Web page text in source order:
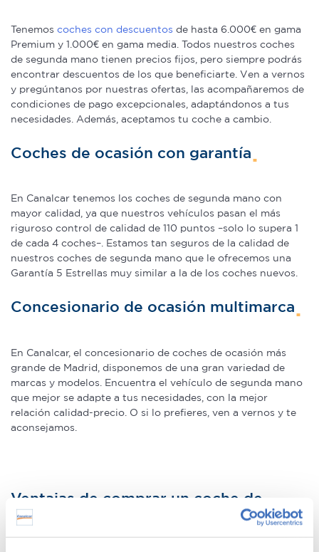
Tenemos coches con descuentos de hasta 6.000€ en gama
Premium y 1.000€ en gama media. Todos nuestros coches
de segunda mano tienen precios fijos, pero siempre podrás
encontrar descuentos de los que beneficiarte. Ven a vernos
y pregúntanos por nuestras ofertas, las acompañaremos de
condiciones de pago excepcionales, adaptándonos a tus
necesidades. Además, aceptamos tu coche a cambio.
Coches de ocasión con garantía
En Canalcar tenemos los coches de segunda mano con
mayor calidad, ya que nuestros vehículos pasan el más
riguroso control de calidad de 110 puntos –solo lo supera 1
de cada 4 coches–. Estamos tan seguros de la calidad de
nuestros coches de segunda mano que le ofrecemos una
Garantía 5 Estrellas muy similar a la de los coches nuevos.
Concesionario de ocasión multimarca
En Canalcar, el concesionario de coches de ocasión más
grande de Madrid, disponemos de una gran variedad de
marcas y modelos. Encuentra el vehículo de segunda mano
que mejor se adapte a tus necesidades, con la mejor
relación calidad-precio. O si lo prefieres, ven a vernos y te
aconsejamos.
Ventajas de comprar un coche de
segunda mano